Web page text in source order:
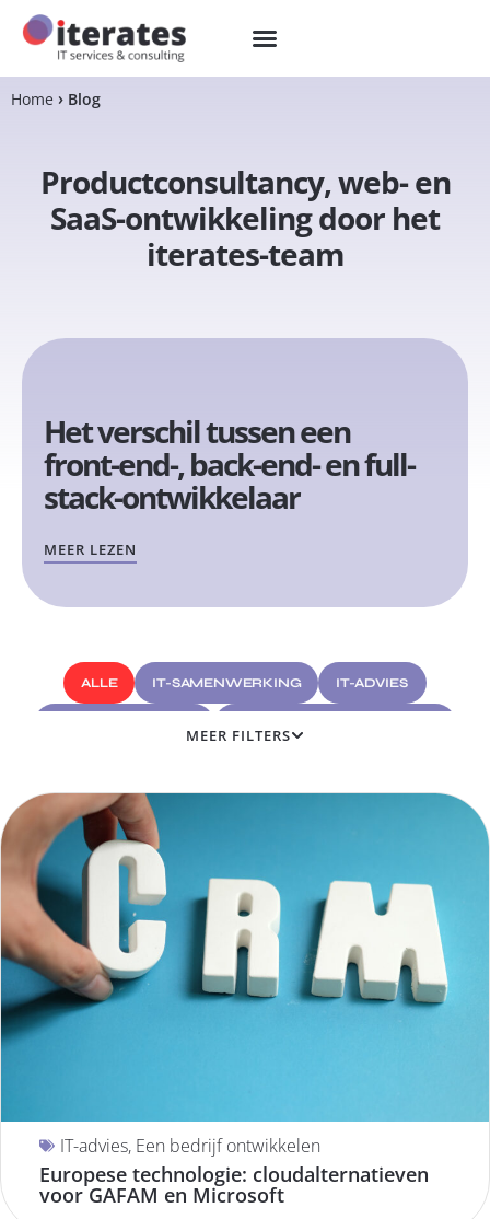
Home Blog
Productconsultancy, web- en
SaaS-ontwikkeling door het
iterates-team
Het verschil tussen een
front-end-, back-end- en full-
stack-ontwikkelaar
MEER LEZEN
MEER FILTERS
IT-SAMENWERKING IT-ADVIES
EEN BEDRIJF ONTWIKKELEN
DIGITAAL EN MARKETING
ELEKTRONISCHE FACTURERING
HYPERAUTOMATISERING
KUNSTMATIGE INTELLIGENTIE VERWIJZINGEN NAAR
ALLE
IT-advies, Een bedrijf ontwikkelen
Europese technologie: cloudalternatieven
voor GAFAM en Microsoft